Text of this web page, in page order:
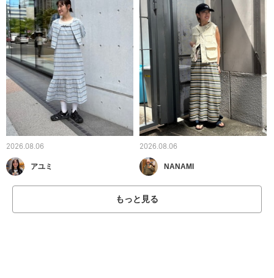
2026.08.06
アユミ
2026.08.06
NANAMI
もっと見る